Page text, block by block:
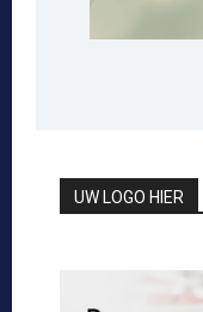
UW LOGO HIER